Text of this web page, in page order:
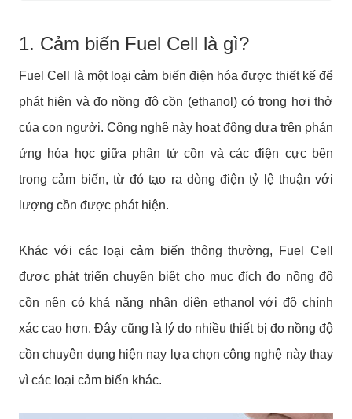
1. Cảm biến Fuel Cell là gì?
Fuel Cell là một loại cảm biến điện hóa được thiết kế để
phát hiện và đo nồng độ cồn (ethanol) có trong hơi thở
của con người. Công nghệ này hoạt động dựa trên phản
ứng hóa học giữa phân tử cồn và các điện cực bên
trong cảm biến, từ đó tạo ra dòng điện tỷ lệ thuận với
lượng cồn được phát hiện.
Khác với các loại cảm biến thông thường, Fuel Cell
được phát triển chuyên biệt cho mục đích đo nồng độ
cồn nên có khả năng nhận diện ethanol với độ chính
xác cao hơn. Đây cũng là lý do nhiều thiết bị đo nồng độ
cồn chuyên dụng hiện nay lựa chọn công nghệ này thay
vì các loại cảm biến khác.